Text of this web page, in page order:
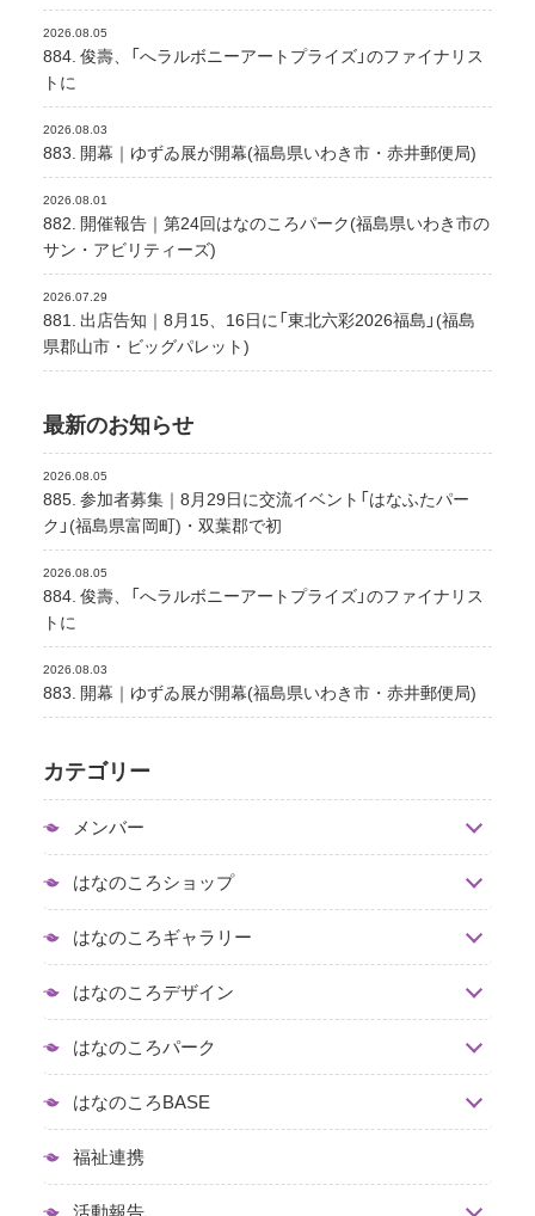
2026.08.05
884. 俊壽、「へラルボニーアートプライズ」のファイナリス
トに
2026.08.03
883. 開幕｜ゆずゐ展が開幕(福島県いわき市・赤井郵便局)
2026.08.01
882. 開催報告｜第24回はなのころパーク(福島県いわき市の
サン・アビリティーズ)
2026.07.29
881. 出店告知｜8月15、16日に「東北六彩2026福島」(福島
県郡山市・ビッグパレット)
最新のお知らせ
2026.08.05
885. 参加者募集｜8月29日に交流イベント「はなふたパー
ク」(福島県富岡町)・双葉郡で初
2026.08.05
884. 俊壽、「へラルボニーアートプライズ」のファイナリス
トに
2026.08.03
883. 開幕｜ゆずゐ展が開幕(福島県いわき市・赤井郵便局)
カテゴリー
メンバー
はなのころショップ
はなのころギャラリー
はなのころデザイン
はなのころパーク
はなのころBASE
福祉連携